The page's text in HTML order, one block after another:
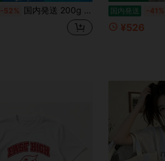
-52% 国内発送 200g 純綿 T シャツ 2026 夏新作 プリント柄 レディース丸首半袖 カジュアルコーデ カップル着用可 国内発送 -41%
¥526